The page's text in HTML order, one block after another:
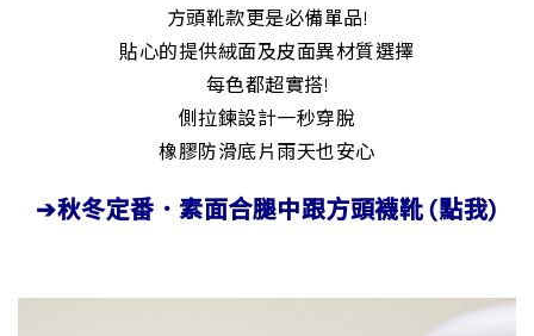
方頭靴款更是必備單品!
貼心的提供絨面及皮面異材質選擇
每色都超實搭!
側拉鍊設計一秒穿脫
橡膠防滑底片雨天也安心
➔秋冬定番．素面合腿中跟方頭襪靴 (點我)